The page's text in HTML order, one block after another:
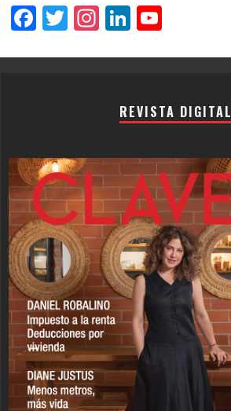
Facebook
Twitter
Instagram
LinkedIn
REVISTA DIGITAL